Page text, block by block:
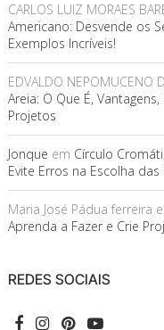
CARLOS LUIZ MORAES
Americano: Desvende os
Exemplos Incríveis!
EDVALDO NEPOMUCENO
Areia: O Que É,
Projetos
Jonque em Círculo
Evite Erros na Escolha das
Maria José Pádua ferreira
Aprenda a Fazer e Crie
REDES SOCIAIS